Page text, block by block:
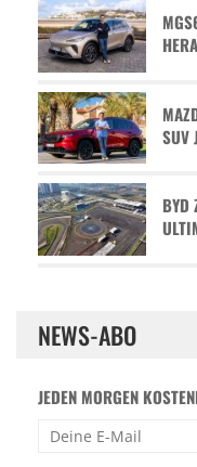
SUV
BYD
NEWS-ABO
JEDEN MORGEN